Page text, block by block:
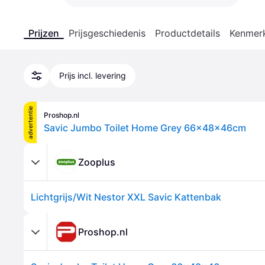
Prijzen Prijsgeschiedenis Productdetails
Prijs incl. levering
advertentie Proshop.nl
Savic Jumbo Toilet Home Grey 66x48x46cm
Zooplus
Lichtgrijs/Wit Nestor XXL Savic Kattenbak
Proshop.nl